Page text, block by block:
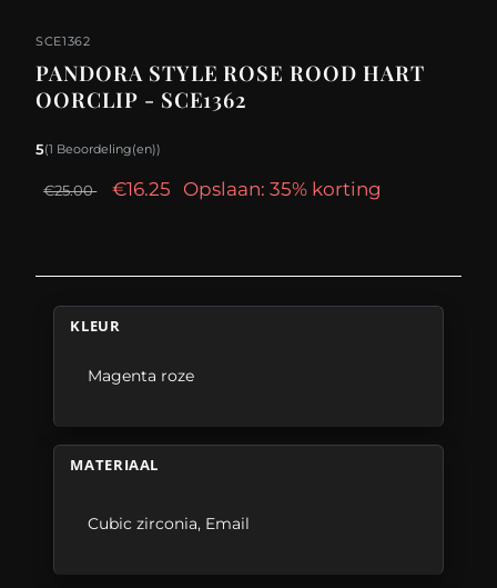
SCE1362
PANDORA STYLE ROSE ROOD HART
OORCLIP - SCE1362
5(1 Beoordeling(en))
€25.00 €16.25 Opslaan: 35% korting
KLEUR
Magenta roze
MATERIAAL
Cubic zirconia, Email